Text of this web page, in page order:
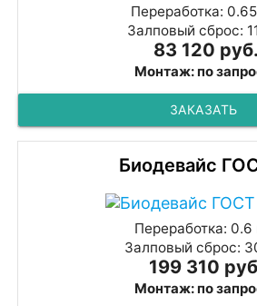
Переработка:
Залповый сброс:
83 120 руб.
Монтаж: по
ЗАКАЗАТЬ
Биодевайс
Переработка: 0.6
Залповый сброс:
199 310
Монтаж: по